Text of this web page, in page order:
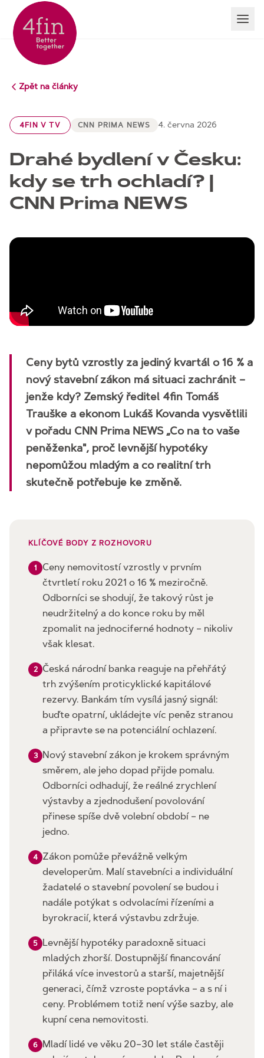
Zpět na články
4FIN V TV CNN PRIMA NEWS 4. června 2026
Drahé bydlení v Česku:
kdy se trh ochladí? |
CNN Prima NEWS
Ceny bytů vzrostly za jediný kvartál o 16 % a
nový stavební zákon má situaci zachránit –
jenže kdy? Zemský ředitel 4fin Tomáš
Trauške a ekonom Lukáš Kovanda vysvětlili
v pořadu CNN Prima NEWS „Co na to vaše
peněženka", proč levnější hypotéky
nepomůžou mladým a co realitní trh
skutečně potřebuje ke změně.
KLÍČOVÉ BODY Z ROZHOVORU
1
Ceny nemovitostí vzrostly v prvním
čtvrtletí roku 2021 o 16 % meziročně.
Odborníci se shodují, že takový růst je
neudržitelný a do konce roku by měl
zpomalit na jednociferné hodnoty – nikoliv
však klesat.
2
Česká národní banka reaguje na přehřátý
trh zvýšením proticyklické kapitálové
rezervy. Bankám tím vysílá jasný signál:
buďte opatrní, ukládejte víc peněz stranou
a připravte se na potenciální ochlazení.
3
Nový stavební zákon je krokem správným
směrem, ale jeho dopad přijde pomalu.
Odborníci odhadují, že reálné zrychlení
výstavby a zjednodušení povolování
přinese spíše dvě volební období – ne
jedno.
4
Zákon pomůže převážně velkým
developerům. Malí stavebníci a individuální
žadatelé o stavební povolení se budou i
nadále potýkat s odvolacími řízeními a
byrokracií, která výstavbu zdržuje.
5
Levnější hypotéky paradoxně situaci
mladých zhorší. Dostupnější financování
přiláká více investorů a starší, majetnější
generaci, čímž vzroste poptávka – a s ní i
ceny. Problémem totiž není výše sazby, ale
kupní cena nemovitosti.
6
Mladí lidé ve věku 20–30 let stále častěji